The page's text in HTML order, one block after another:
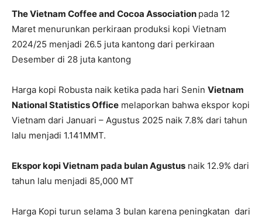
The Vietnam Coffee and Cocoa Association pada 12
Maret menurunkan perkiraan produksi kopi Vietnam
2024/25 menjadi 26.5 juta kantong dari perkiraan
Desember di 28 juta kantong
Harga kopi Robusta naik ketika pada hari Senin Vietnam
National Statistics Office melaporkan bahwa ekspor kopi
Vietnam dari Januari – Agustus 2025 naik 7.8% dari tahun
lalu menjadi 1.141MMT.
Ekspor kopi Vietnam pada bulan Agustus naik 12.9% dari
tahun lalu menjadi 85,000 MT
Harga Kopi turun selama 3 bulan karena peningkatan dari